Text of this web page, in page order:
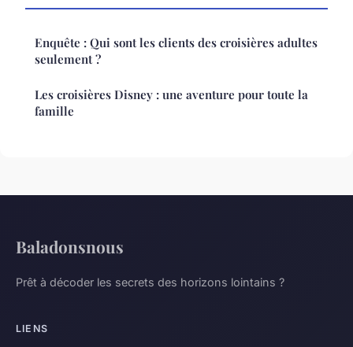
Enquête : Qui sont les clients des croisières adultes
seulement ?
Les croisières Disney : une aventure pour toute la
famille
Baladonsnous
Prêt à décoder les secrets des horizons lointains ?
LIENS